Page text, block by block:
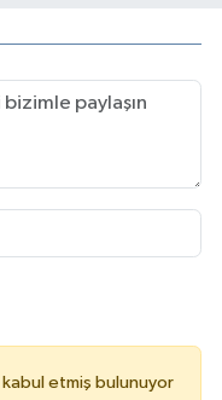
kabul etmiş bulunuyor